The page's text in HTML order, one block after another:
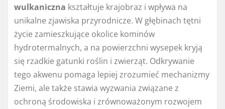
wulkaniczna kształtuje krajobraz i wpływa na
unikalne zjawiska przyrodnicze. W głębinach tętni
życie zamieszkujące okolice kominów
hydrotermalnych, a na powierzchni wysepek kryją
się rzadkie gatunki roślin i zwierząt. Odkrywanie
tego akwenu pomaga lepiej zrozumieć mechanizmy
Ziemi, ale także stawia wyzwania związane z
ochroną środowiska i zrównoważonym rozwojem